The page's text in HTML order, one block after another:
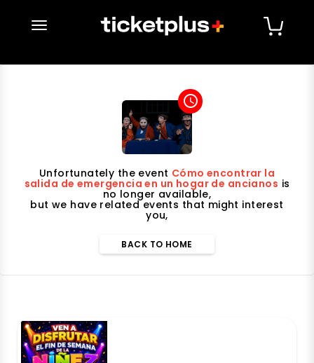
desplegar navegación
access_time
Unfortunately the event Cómo encontrar la
salida de emergencia en un hogar de ancianos is
no longer available,
but we have related events that might interest
you,
BACK TO HOME